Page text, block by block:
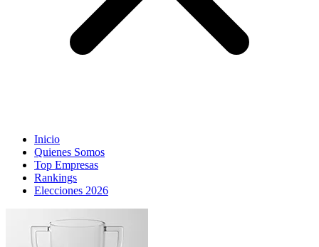
Inicio
Quienes Somos
Top Empresas
Rankings
Elecciones 2026